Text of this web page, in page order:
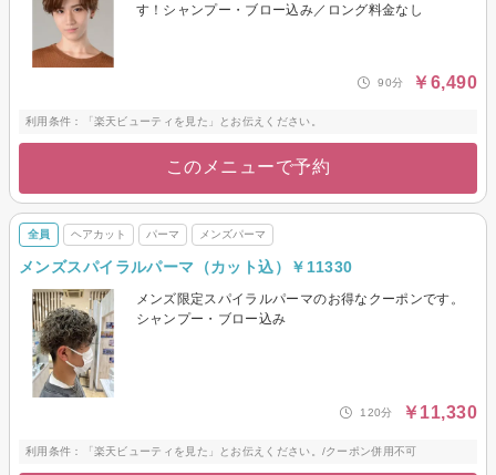
す！シャンプー・ブロー込み／ロング料金なし
90分 ￥6,490
利用条件：「楽天ビューティを見た」とお伝えください。
このメニューで予約
全員 ヘアカット パーマ メンズパーマ
メンズスパイラルパーマ（カット込）￥11330
メンズ限定スパイラルパーマのお得なクーポンです。
シャンプー・ブロー込み
120分 ￥11,330
利用条件：「楽天ビューティを見た」とお伝えください。/クーポン併用不可